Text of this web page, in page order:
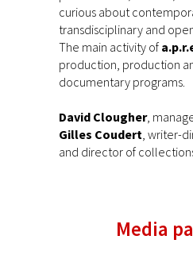
curious about
transdisciplinary and
The main activity of
production, production
documentary programs.
David Clougher,
Gilles Coudert, writer-
and director of
Media